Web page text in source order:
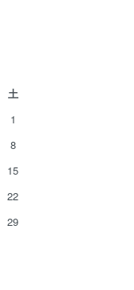
土
1
8
15
22
29